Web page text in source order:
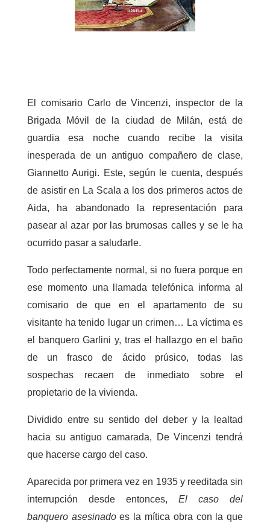
El comisario Carlo de Vincenzi, inspector de la
Brigada Móvil de la ciudad de Milán, está de
guardia esa noche cuando recibe la visita
inesperada de un antiguo compañero de clase,
Giannetto Aurigi. Este, según le cuenta, después
de asistir en La Scala a los dos primeros actos de
Aida, ha abandonado la representación para
pasear al azar por las brumosas calles y se le ha
ocurrido pasar a saludarle.
Todo perfectamente normal, si no fuera porque en
ese momento una llamada telefónica informa al
comisario de que en el apartamento de su
visitante ha tenido lugar un crimen… La víctima es
el banquero Garlini y, tras el hallazgo en el baño
de un frasco de ácido prúsico, todas las
sospechas recaen de inmediato sobre el
propietario de la vivienda.
Dividido entre su sentido del deber y la lealtad
hacia su antiguo camarada, De Vincenzi tendrá
que hacerse cargo del caso.
Aparecida por primera vez en 1935 y reeditada sin
interrupción desde entonces,El caso del
banquero asesinadoes la mítica obra con la que